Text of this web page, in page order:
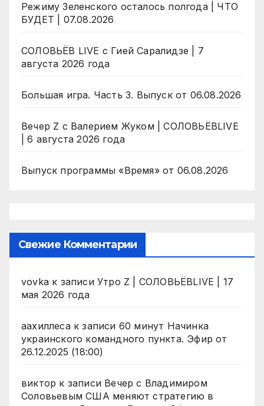
Режиму Зеленского осталось полгода | ЧТО
БУДЕТ | 07.08.2026
СОЛОВЬЁВ LIVE с Гией Саралидзе | 7
августа 2026 года
Большая игра. Часть 3. Выпуск от 06.08.2026
Вечер Z с Валерием Жуком | СОЛОВЬЁВLIVE
| 6 августа 2026 года
Выпуск программы «Время» от 06.08.2026
Свежие Комментарии
vovka к записи Утро Z | СОЛОВЬЁВLIVE | 17
мая 2026 года
аахиллесак записи 60 минут Начинка
украинского командного пункта. Эфир от
26.12.2025 (18:00)
виктор к записи Вечер с Владимиром
Соловьевым США меняют стратегию в